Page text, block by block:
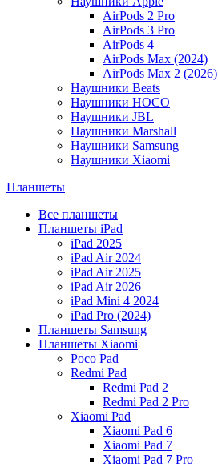
AirPods 2 Pro
AirPods 3 Pro
AirPods 4
AirPods Max (2024)
AirPods Max 2 (2026)
Наушники Beats
Наушники HOCO
Наушники JBL
Наушники Marshall
Наушники Samsung
Наушники Xiaomi
Планшеты
Все планшеты
Планшеты iPad
iPad 2025
iPad Air 2024
iPad Air 2025
iPad Air 2026
iPad Mini 4 2024
iPad Pro (2024)
Планшеты Samsung
Планшеты Xiaomi
Poco Pad
Redmi Pad
Redmi Pad 2
Redmi Pad 2 Pro
Xiaomi Pad
Xiaomi Pad 6
Xiaomi Pad 7
Xiaomi Pad 7 Pro